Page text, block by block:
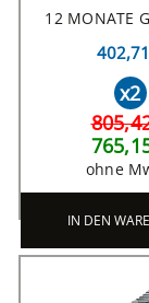
12 MONATE
x2
ohne
IN DEN